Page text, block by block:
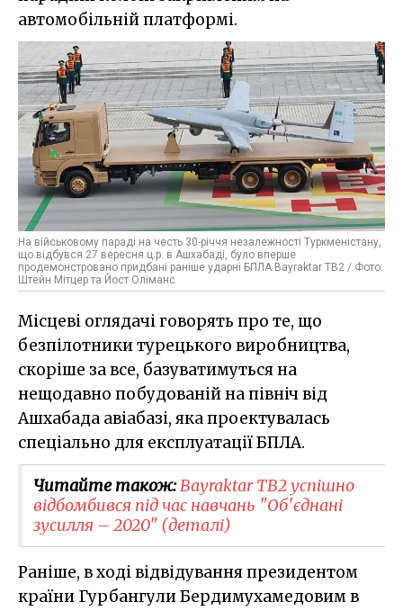
автомобільній платформі.
На військовому параді на честь 30-річчя незалежності Туркменістану,
що відбувся 27 вересня ц.р. в Ашхабаді, було вперше
продемонстровано придбані раніше ударні БПЛА Bayraktar TB2 / Фото:
Штейн Мітцер та Йост Оліманс
Місцеві оглядачі говорять про те, що
безпілотники турецького виробництва,
скоріше за все, базуватимуться на
нещодавно побудованій на північ від
Ашхабада авіабазі, яка проектувалась
спеціально для експлуатації БПЛА.
Читайте також:Bayraktar TB2 успішно
відбомбився під час навчань "Об'єднані
зусилля – 2020" (деталі)
Раніше, в ході відвідування президентом
країни Гурбангули Бердимухамедовим в